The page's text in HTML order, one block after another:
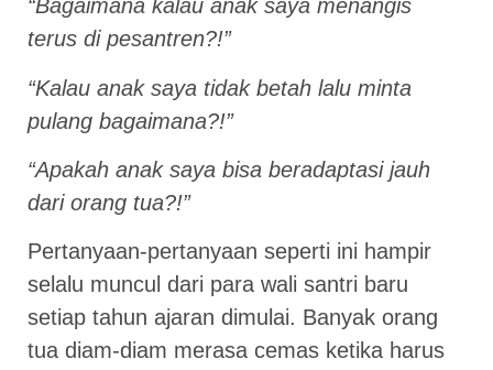
“Bagaimana kalau anak saya menangis
terus di pesantren?!”
“Kalau anak saya tidak betah lalu minta
pulang bagaimana?!”
“Apakah anak saya bisa beradaptasi jauh
dari orang tua?!”
Pertanyaan-pertanyaan seperti ini hampir
selalu muncul dari para wali santri baru
setiap tahun ajaran dimulai. Banyak orang
tua diam-diam merasa cemas ketika harus